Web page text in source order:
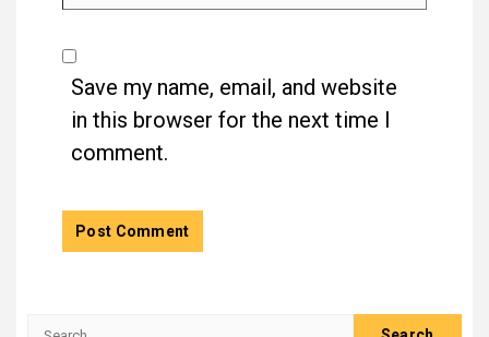
Save my name, email, and website
in this browser for the next time I
comment.